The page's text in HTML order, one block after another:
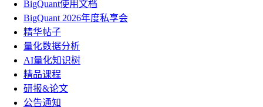
BigQuant使用文档
BigQuant 2026年度私享会
精华帖子
量化数据分析
AI量化知识树
精品课程
研报&论文
公告通知